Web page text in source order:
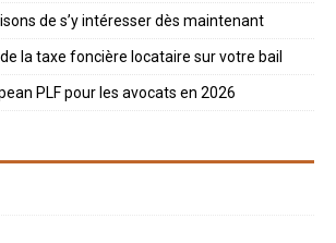
de s’y intéresser dès maintenant
la taxe foncière locataire sur votre bail
PLF pour les avocats en 2026